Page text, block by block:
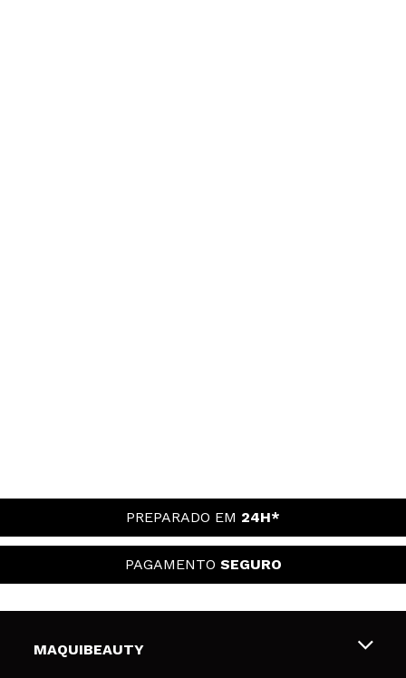
PREPARADO EM 24H*
PAGAMENTO SEGURO
MAQUIBEAUTY